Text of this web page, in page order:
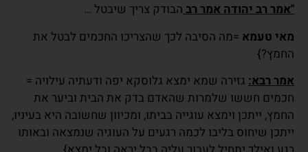
"אמר רב יהודה אמר רבהבודק צריך שיבטל …
מאי טעמא =מה הסיבה לכך שהצריכו החכמים לבטל את
החמץ?}
אמר רבא: גזירה שמא ימצא גלוסקא יפה ודעתיה עילויה =
חכמים חששו שלמרות שהאדם בדק את הבית וביער את
החמץ, ייתכן וימצא עוגייה בביתו, ומכיוון שחשובה היא בעיניו,
ייתכן שיחוס בליבו לכמה רגעים על העוגיה שנמצאה ובאותו